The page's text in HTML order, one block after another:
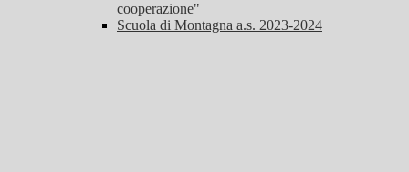
cooperazione"
Scuola di Montagna a.s. 2023-2024